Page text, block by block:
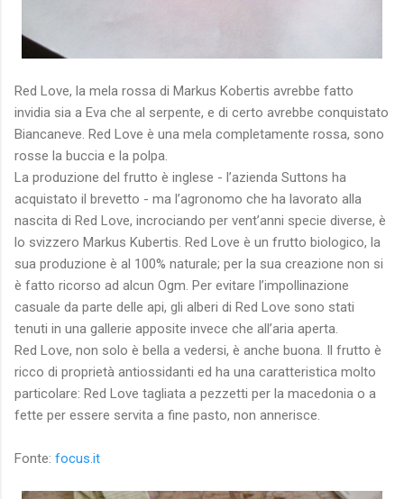
Red Love, la mela rossa di Markus Kobertis avrebbe fatto
invidia sia a Eva che al serpente, e di certo avrebbe conquistato
Biancaneve. Red Love è una mela completamente rossa, sono
rosse la buccia e la polpa.
La produzione del frutto è inglese - l’azienda Suttons ha
acquistato il brevetto - ma l’agronomo che ha lavorato alla
nascita di Red Love, incrociando per vent’anni specie diverse, è
lo svizzero Markus Kubertis. Red Love è un frutto biologico, la
sua produzione è al 100% naturale; per la sua creazione non si
è fatto ricorso ad alcun Ogm. Per evitare l’impollinazione
casuale da parte delle api, gli alberi di Red Love sono stati
tenuti in una gallerie apposite invece che all’aria aperta.
Red Love, non solo è bella a vedersi, è anche buona. Il frutto è
ricco di proprietà antiossidanti ed ha una caratteristica molto
particolare: Red Love tagliata a pezzetti per la macedonia o a
fette per essere servita a fine pasto, non annerisce.
Fonte: focus.it